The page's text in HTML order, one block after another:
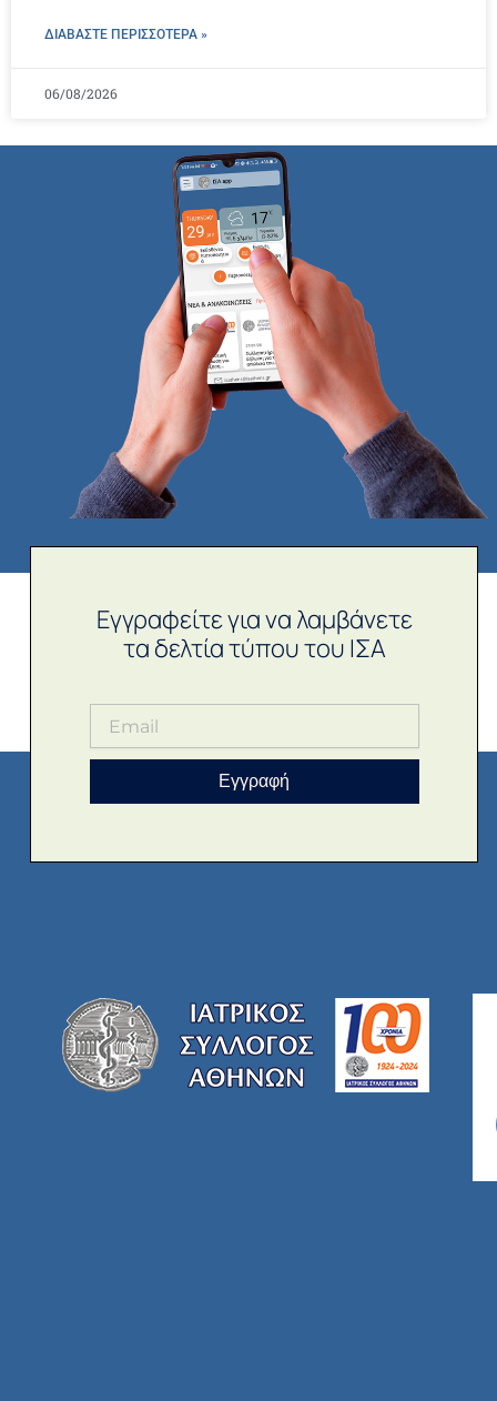
ΔΙΑΒΑΣΤΕ ΠΕΡΙΣΣΌΤΕΡΑ »
06/08/2026
Εγγραφείτε για να λαμβάνετε
τα δελτία τύπου του ΙΣΑ
Εγγραφή